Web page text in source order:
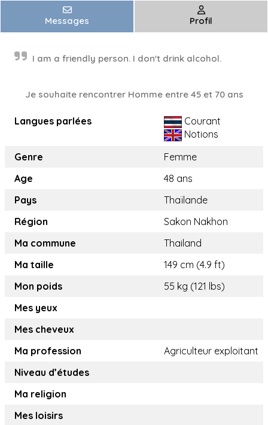
Messages Profil
I am a friendly person. I don't drink alcohol.
Je souhaite rencontrer Homme entre 45 et 70 ans
Langues parlées
Courant
Notions
Genre
Femme
Age
48 ans
Pays
Thaïlande
Région
Sakon Nakhon
Ma commune
Thailand
Ma taille
149 cm (4.9 ft)
Mon poids
55 kg (121 lbs)
Mes yeux
Mes cheveux
Ma profession
Agriculteur exploitant
Niveau d’études
Ma religion
Mes loisirs